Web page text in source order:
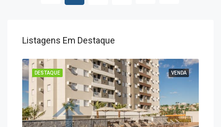
Listagens Em Destaque
VENDA
DESTAQUE